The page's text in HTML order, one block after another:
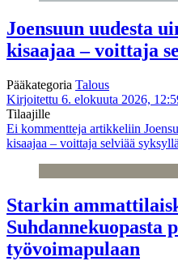
Joensuun uudesta
kisaajaa – voittaja
Pääkategoria Talous
Kirjoitettu 6. elokuuta 2026,
Tilaajille
Ei kommentteja artikkeliin
kisaajaa – voittaja selviää syksyllä
Starkin
Suhdannekuopasta
työvoimapulaan